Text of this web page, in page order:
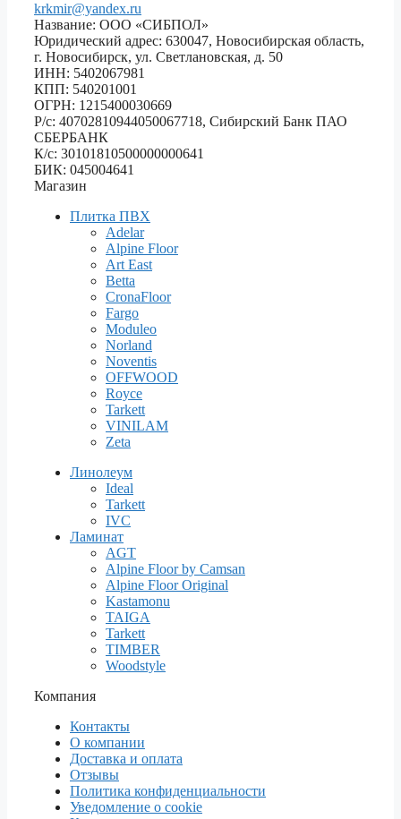
krkmir@yandex.ru
Название: ООО «СИБПОЛ»
Юридический адрес: 630047, Новосибирская область,
г. Новосибирск, ул. Светлановская, д. 50
ИНН: 5402067981
КПП: 540201001
ОГРН: 1215400030669
Р/с: 40702810944050067718, Сибирский Банк ПАО
СБЕРБАНК
К/с: 30101810500000000641
БИК: 045004641
Магазин
Плитка ПВХ
Adelar
Alpine Floor
Art East
Betta
CronaFloor
Fargo
Moduleo
Norland
Noventis
OFFWOOD
Royce
Tarkett
VINILAM
Zeta
Линолеум
Ideal
Tarkett
IVC
Ламинат
AGT
Alpine Floor by Camsan
Alpine Floor Original
Kastamonu
TAIGA
Tarkett
TIMBER
Woodstyle
Компания
Контакты
О компании
Доставка и оплата
Отзывы
Политика конфиденциальности
Уведомление о cookie